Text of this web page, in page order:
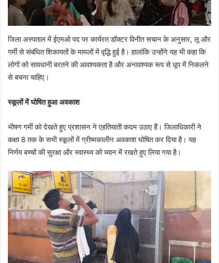
जिला अस्पताल में ईएमओ पद पर कार्यरत डॉक्टर विनीत सचान के अनुसार, लू और
गर्मी से संबंधित शिकायतों के मामलों में वृद्धि हुई है। हालांकि उन्होंने यह भी कहा कि
लोगों को सावधानी बरतने की आवश्यकता है और अनावश्यक रूप से धूप में निकलने
से बचना चाहिए।
स्कूलों में घोषित हुआ अवकाश
भीषण गर्मी को देखते हुए प्रशासन ने एहतियाती कदम उठाए हैं। जिलाधिकारी ने
कक्षा 8 तक के सभी स्कूलों में ग्रीष्मकालीन अवकाश घोषित कर दिया है। यह
निर्णय बच्चों की सुरक्षा और स्वास्थ्य को ध्यान में रखते हुए लिया गया है।